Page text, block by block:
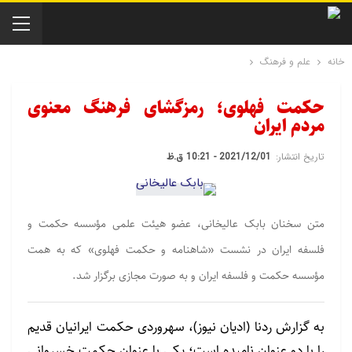
خانه علم و فرهنگ
حکمت فهلوی؛ رمزگشای فرهنگ معنوی
مردم ایران
تاریخ انتشار: 2021/12/01 - 10:21 ق.ظ
متن سخنان بابک عالیخانی، عضو هیئت علمی مؤسسه حکمت و
فلسفه ایران در نشست «شاهنامه و حکمت فهلوی» که به همت
مؤسسه حکمت و فلسفه ایران و به صورت مجازی برگزار شد.
به گزارش ردنا (ادیان نیوز)، سهروردی حکمت ایرانیان قدیم